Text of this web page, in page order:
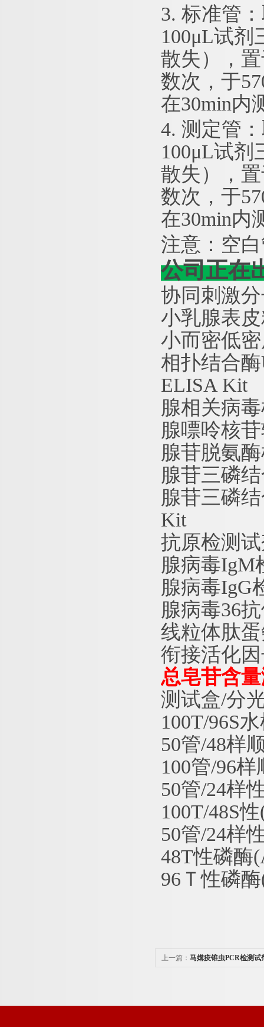
3. 标准管
100μL试剂
散失），
数次，于
在30min内
4. 测定管
100μL试剂
散失），
数次，于
在30min内
注意：空
公司正在
协同刺激
小乳腺表
小而密低
相扑结合酶
ELISA Kit
腺相关病
腺嘌呤核
腺苷脱氨
腺苷三磷
腺苷三磷
Kit
抗原检测
腺病毒IgM
腺病毒IgG
腺病毒36
线粒体肽
衔接活化
总皂苷含
测试盒/分
100T/96S
50管/48样
100管/96
50管/24样
100T/48S
50管/24样
48T性磷酶
96Ｔ性磷
上一篇： 马媾疫锥虫PCR检测试